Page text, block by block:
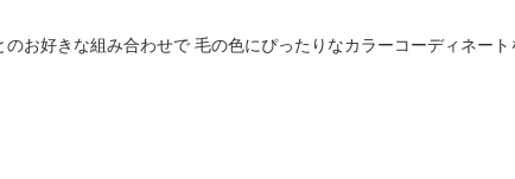
お好きな組み合わせで 毛の色にぴったりなカラーコーディネート